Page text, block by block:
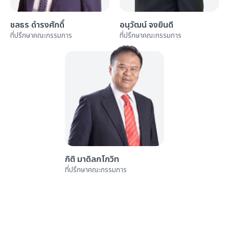
ชลธร ดำรงศักดิ์
ที่ปรึกษาคณะกรรมการ
อนุวัฒน์ จงยินดี
ที่ปรึกษาคณะกรรมการ
กิติ มาดิลกโกวิท
ที่ปรึกษาคณะกรรมการ